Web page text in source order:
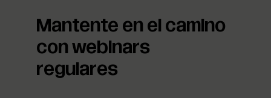
Mantente en el camino
con webinars
regulares